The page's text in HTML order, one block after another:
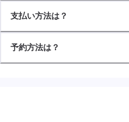
支払い方法は？
予約方法は？